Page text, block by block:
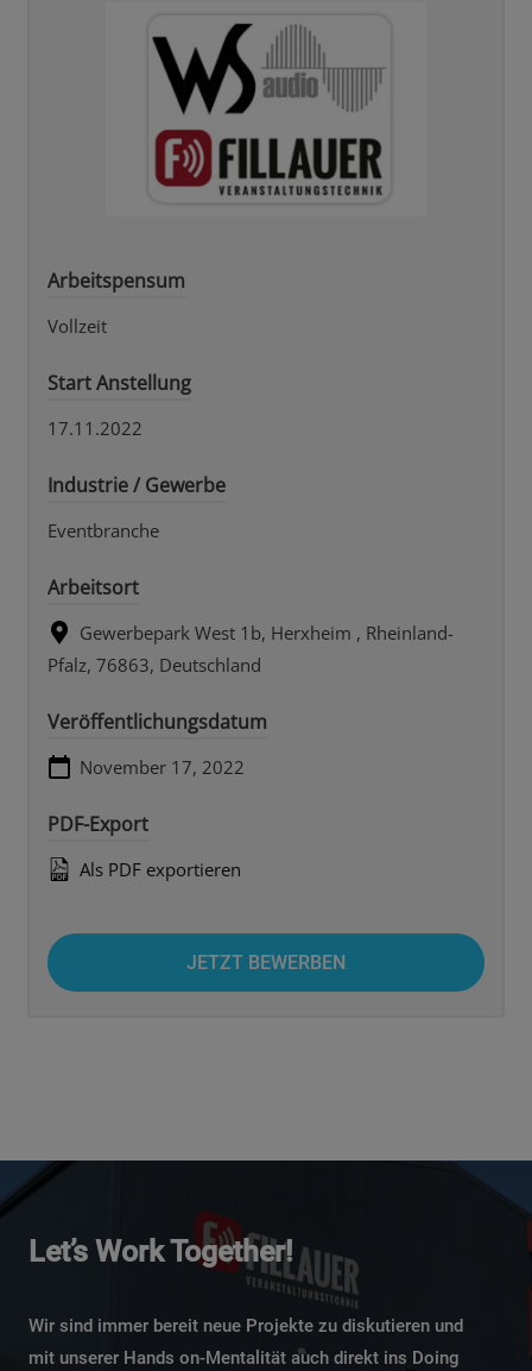
Arbeitspensum
Vollzeit
Start Anstellung
17.11.2022
Industrie / Gewerbe
Eventbranche
Arbeitsort
Gewerbepark West 1b, Herxheim , Rheinland-
Pfalz, 76863, Deutschland
Veröffentlichungsdatum
November 17, 2022
PDF-Export
Als PDF exportieren
JETZT BEWERBEN
Let’s Work Together!
Wir sind immer bereit neue Projekte zu diskutieren und
mit unserer Hands on-Mentalität auch direkt ins Doing